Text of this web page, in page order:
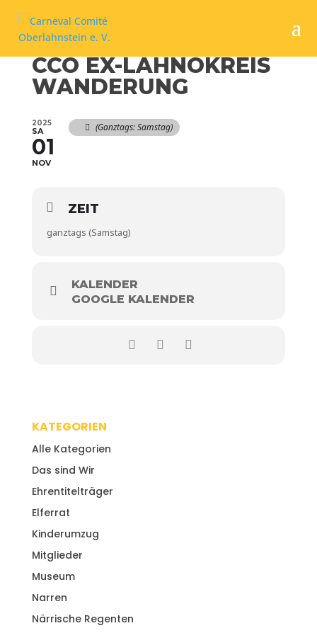
CCO EX-LAHNOKREIS
WANDERUNG
2025
SA
01
NOV
(ganztags: Samstag)
ZEIT
ganztags (Samstag)
KALENDER
GOOGLE KALENDER
KATEGORIEN
Alle Kategorien
Das sind Wir
Ehrentitelträger
Elferrat
Kinderumzug
Mitglieder
Museum
Narren
Närrische Regenten